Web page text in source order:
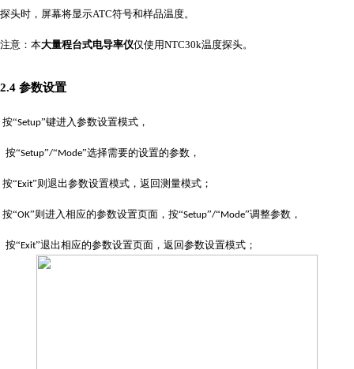
探头时，屏幕将显示ATC符号和样品温度。
注意：本大量程台式电导率仪仅使用NTC30k温度探头。
2.4 参数设置
按“Setup”键进入参数设置模式，
按“Setup”/“Mode”选择需要的设置的参数，
按“Exit”则退出参数设置模式，返回测量模式；
按“OK”则进入相应的参数设置页面，按“Setup”/“Mode”调整参数，
按“Exit”退出相应的参数设置页面，返回参数设置模式；